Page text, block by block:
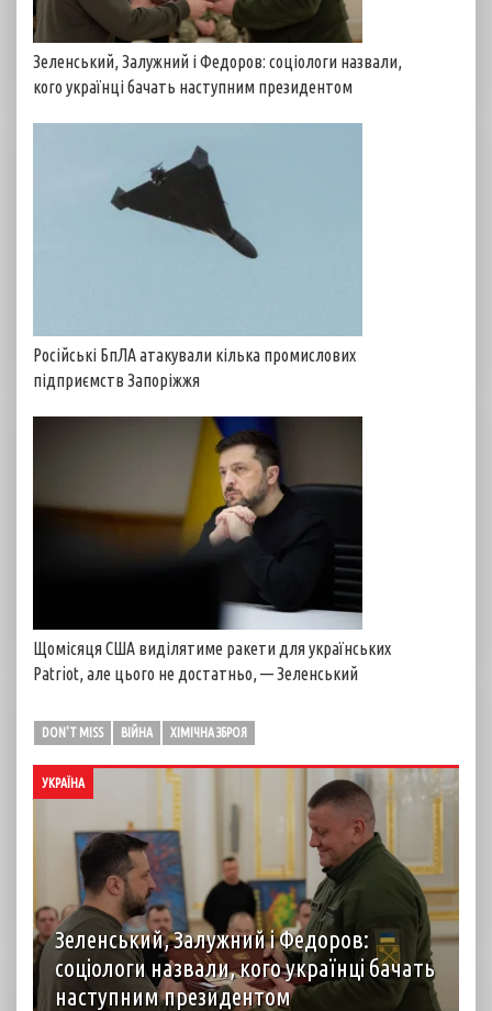
Зеленський, Залужний і Федоров: соціологи назвали,
кого українці бачать наступним президентом
Російські БпЛА атакували кілька промислових
підприємств Запоріжжя
Щомісяця США виділятиме ракети для українських
Patriot, але цього не достатньо, — Зеленський
DON'T MISS ВІЙНА ХІМІЧНА ЗБРОЯ
УКРАЇНА
Зеленський, Залужний і Федоров:
соціологи назвали, кого українці бачать
наступним президентом